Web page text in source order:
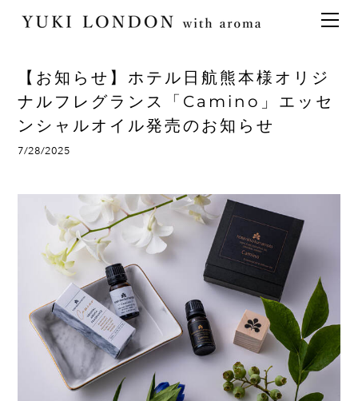
【お知らせ】ホテル日航熊本様オリジ
ナルフレグランス「Camino」エッセ
ンシャルオイル発売のお知らせ
7/28/2025
最新情報
メディア情報
イベント情報
アロマイベント／講習会
イベント
出張アロマ空間
天然アロマ講座
aroma bar【完全会員制】
アロマ空間デザイン
アロマ空間導入の目的・メリット
お問い合わせ
アロマ空間無料体験お申込みフォーム
会社概要
オリジナル商品
精油56種
グッズ基材
名入れギフト
アロマコラム